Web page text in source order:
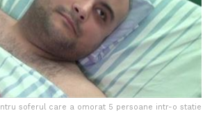
soferul care a omorat 5 persoane intr-o statie